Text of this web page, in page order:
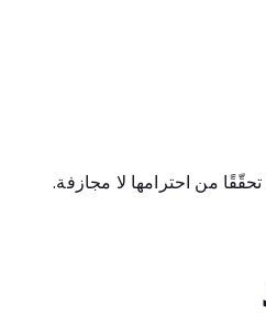
من احترامها لا مجازفة.